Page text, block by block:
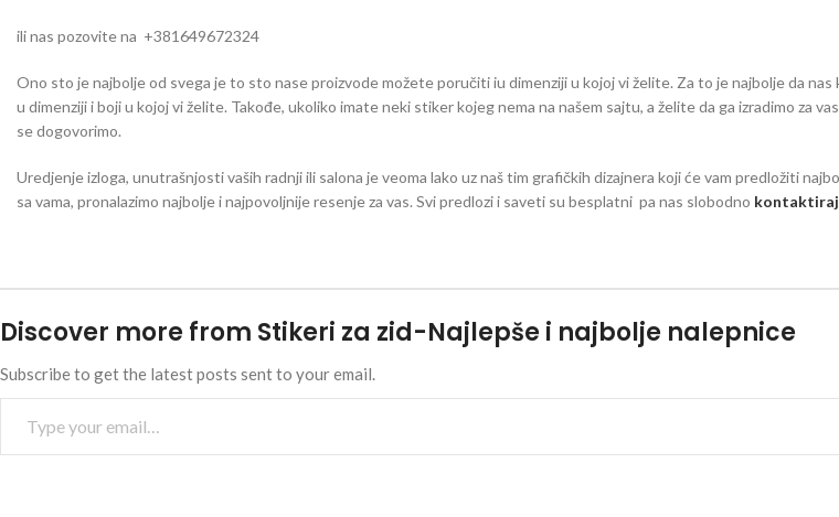
ili nas pozovite na +381649672324
Ono sto je najbolje od svega je to sto nase proizvode možete poručiti iu dimenziji u kojoj vi želite. Za to je najbolje da
u dimenziji i boji u kojoj vi želite. Takođe, ukoliko imate neki stiker kojeg nema na našem sajtu, a želite da ga izradimo za
se dogovorimo.
Uredjenje izloga, unutrašnjosti vaših radnji ili salona je veoma lako uz naš tim grafičkih dizajnera koji će vam predložiti
sa vama, pronalazimo najbolje i najpovoljnije resenje za vas. Svi predlozi i saveti su besplatni pa nas slobodno
Discover more from Stikeri za zid-Najlepše i najbolje nalepnice
Subscribe to get the latest posts sent to your email.